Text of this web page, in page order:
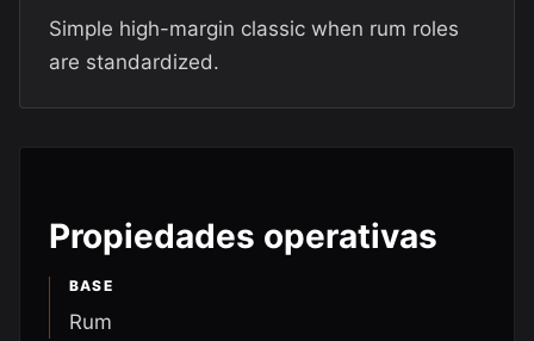
Simple high-margin classic when rum roles
are standardized.
Propiedades operativas
BASE
Rum